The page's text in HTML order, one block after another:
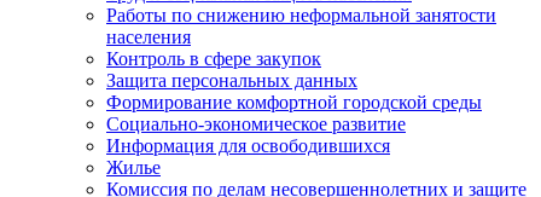
Работы по снижению неформальной занятости
населения
Контроль в сфере закупок
Защита персональных данных
Формирование комфортной городской среды
Социально-экономическое развитие
Информация для освободившихся
Жилье
Комиссия по делам несовершеннолетних и защите